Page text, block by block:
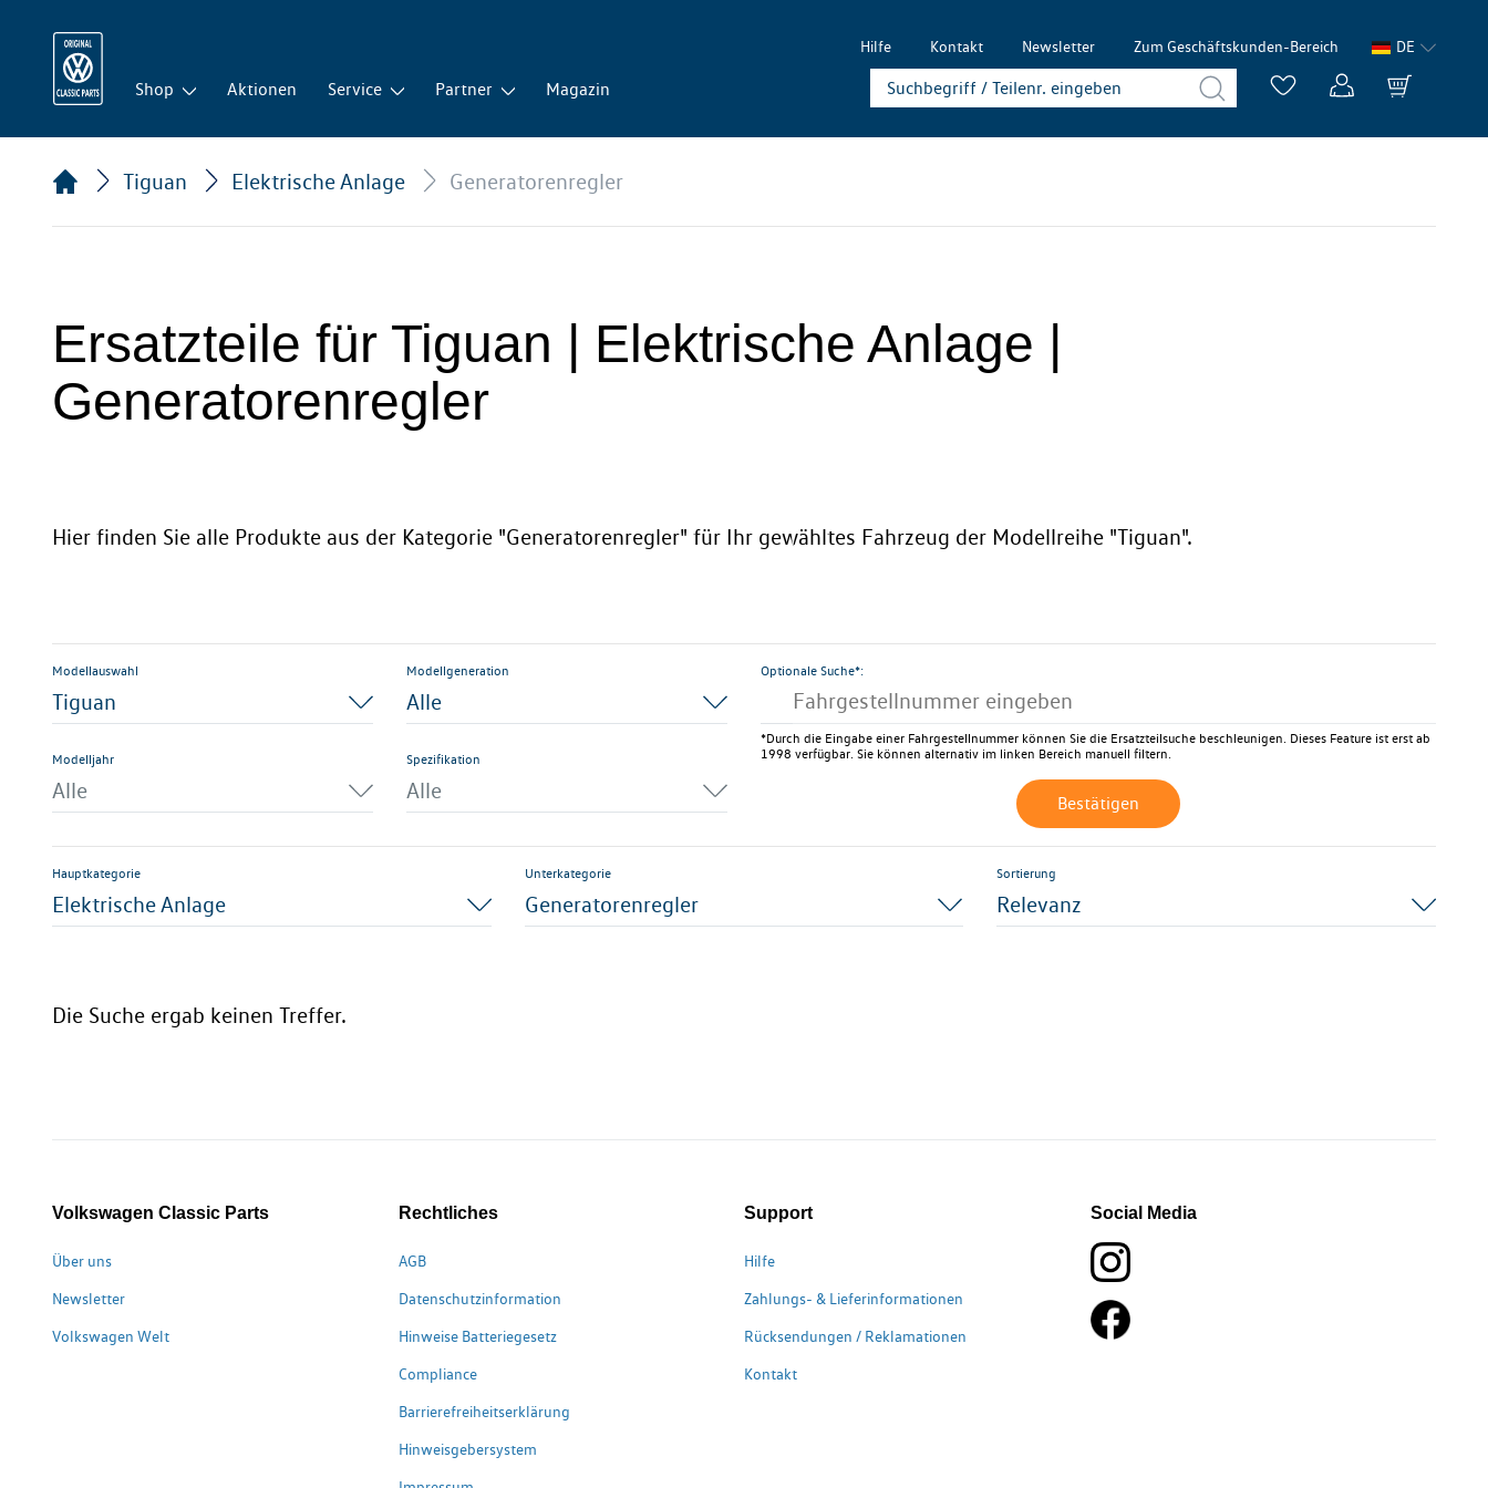
Hilfe Kontakt Newsletter Zum Geschäftskunden-Bereich DE
Shop Aktionen Service Partner Magazin
Tiguan Elektrische Anlage Generatorenregler
Ersatzteile für Tiguan | Elektrische Anlage |
Generatorenregler
Hier finden Sie alle Produkte aus der Kategorie "Generatorenregler" für Ihr gewähltes Fahrzeug der Modellreihe "Tiguan".
Modellauswahl
Tiguan
Modellgeneration
Alle
Modelljahr
Alle
Spezifikation
Alle
Optionale Suche*:
*Durch die Eingabe einer Fahrgestellnummer können Sie die Ersatzteilsuche beschleunigen. Dieses Feature ist erst ab
1998 verfügbar. Sie können alternativ im linken Bereich manuell filtern.
Bestätigen
Hauptkategorie
Elektrische Anlage
Unterkategorie
Generatorenregler
Sortierung
Relevanz
Die Suche ergab keinen Treffer.
Volkswagen Classic Parts
Über uns
Newsletter
Volkswagen Welt
Rechtliches
AGB
Datenschutzinformation
Hinweise Batteriegesetz
Compliance
Barrierefreiheitserklärung
Hinweisgebersystem
Support
Hilfe
Zahlungs- & Lieferinformationen
Rücksendungen / Reklamationen
Kontakt
Social Media